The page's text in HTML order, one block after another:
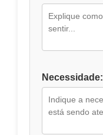
Necessidade: